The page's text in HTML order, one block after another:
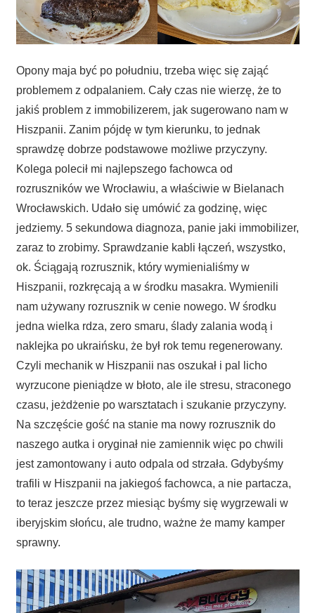
Opony maja być po południu, trzeba więc się zająć
problemem z odpalaniem. Cały czas nie wierzę, że to
jakiś problem z immobilizerem, jak sugerowano nam w
Hiszpanii. Zanim pójdę w tym kierunku, to jednak
sprawdzę dobrze podstawowe możliwe przyczyny.
Kolega polecił mi najlepszego fachowca od
rozruszników we Wrocławiu, a właściwie w Bielanach
Wrocławskich. Udało się umówić za godzinę, więc
jedziemy. 5 sekundowa diagnoza, panie jaki immobilizer,
zaraz to zrobimy. Sprawdzanie kabli łączeń, wszystko,
ok. Ściągają rozrusznik, który wymienialiśmy w
Hiszpanii, rozkręcają a w środku masakra. Wymienili
nam używany rozrusznik w cenie nowego. W środku
jedna wielka rdza, zero smaru, ślady zalania wodą i
naklejka po ukraińsku, że był rok temu regenerowany.
Czyli mechanik w Hiszpanii nas oszukał i pal licho
wyrzucone pieniądze w błoto, ale ile stresu, straconego
czasu, jeżdżenie po warsztatach i szukanie przyczyny.
Na szczęście gość na stanie ma nowy rozrusznik do
naszego autka i oryginał nie zamiennik więc po chwili
jest zamontowany i auto odpala od strzała. Gdybyśmy
trafili w Hiszpanii na jakiegoś fachowca, a nie partacza,
to teraz jeszcze przez miesiąc byśmy się wygrzewali w
iberyjskim słońcu, ale trudno, ważne że mamy kamper
sprawny.